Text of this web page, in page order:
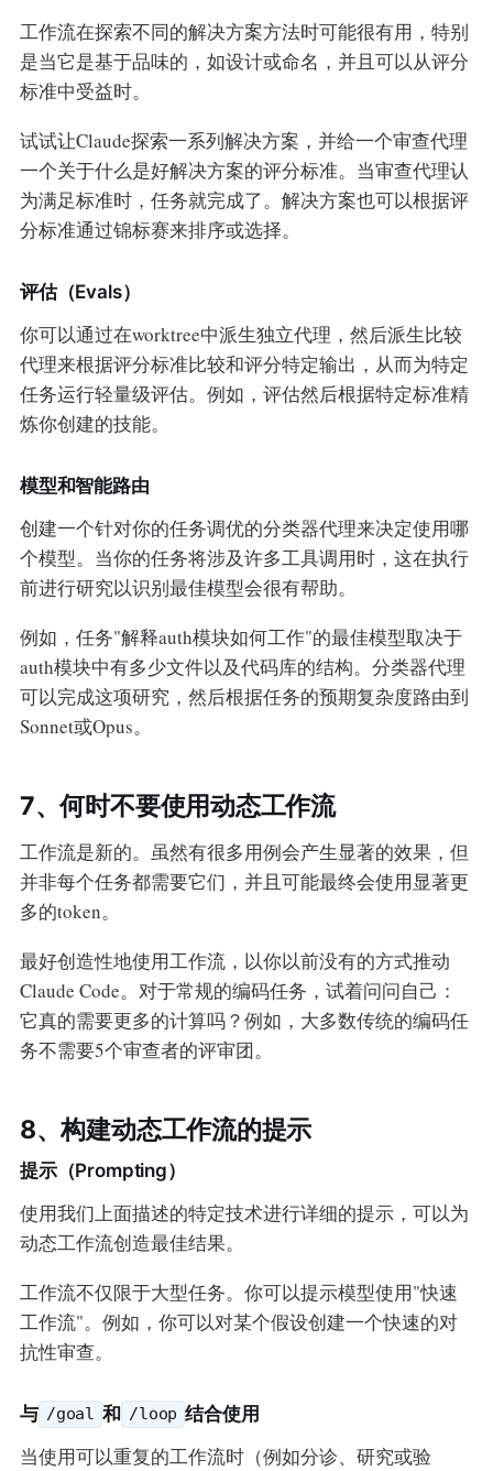
工作流在探索不同的解决方案方法时可能很有用，特别
是当它是基于品味的，如设计或命名，并且可以从评分
标准中受益时。
试试让Claude探索一系列解决方案，并给一个审查代理
一个关于什么是好解决方案的评分标准。当审查代理认
为满足标准时，任务就完成了。解决方案也可以根据评
分标准通过锦标赛来排序或选择。
评估（Evals）
你可以通过在worktree中派生独立代理，然后派生比较
代理来根据评分标准比较和评分特定输出，从而为特定
任务运行轻量级评估。例如，评估然后根据特定标准精
炼你创建的技能。
模型和智能路由
创建一个针对你的任务调优的分类器代理来决定使用哪
个模型。当你的任务将涉及许多工具调用时，这在执行
前进行研究以识别最佳模型会很有帮助。
例如，任务"解释auth模块如何工作"的最佳模型取决于
auth模块中有多少文件以及代码库的结构。分类器代理
可以完成这项研究，然后根据任务的预期复杂度路由到
Sonnet或Opus。
7、何时不要使用动态工作流
工作流是新的。虽然有很多用例会产生显著的效果，但
并非每个任务都需要它们，并且可能最终会使用显著更
多的token。
最好创造性地使用工作流，以你以前没有的方式推动
Claude Code。对于常规的编码任务，试着问问自己：
它真的需要更多的计算吗？例如，大多数传统的编码任
务不需要5个审查者的评审团。
8、构建动态工作流的提示
提示（Prompting）
使用我们上面描述的特定技术进行详细的提示，可以为
动态工作流创造最佳结果。
工作流不仅限于大型任务。你可以提示模型使用"快速
工作流"。例如，你可以对某个假设创建一个快速的对
抗性审查。
与 /goal 和 /loop 结合使用
当使用可以重复的工作流时（例如分诊、研究或验